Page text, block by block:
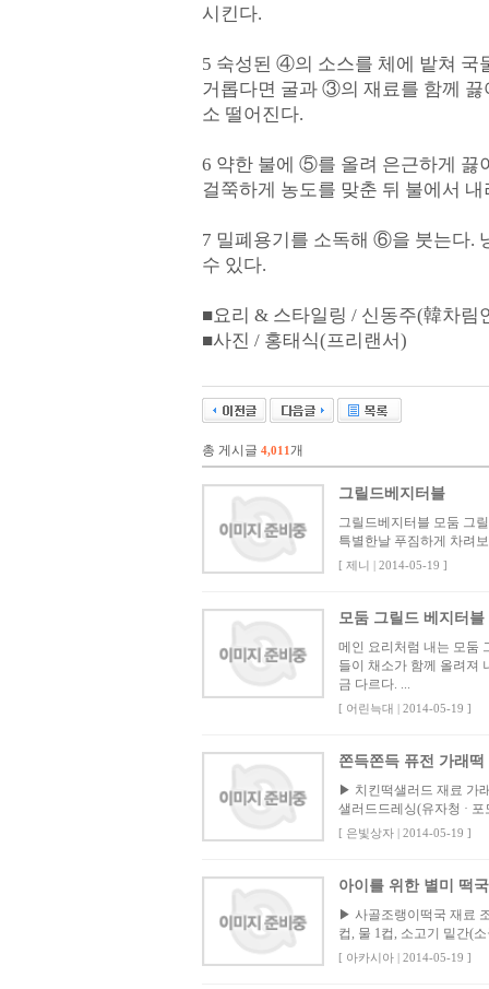
시킨다.
5 숙성된 ④의 소스를 체에 밭쳐 국
거롭다면 굴과 ③의 재료를 함께
소 떨어진다.
6 약한 불에 ⑤를 올려 은근하게 끓
걸쭉하게 농도를 맞춘 뒤 불에서 내
7 밀폐용기를 소독해 ⑥을 붓는다.
수 있다.
■요리 & 스타일링 / 신동주(韓차림
■사진 / 홍태식(프리랜서)
총 게시글 4,011개
그릴드베지터블
그릴드베지터블 모둠 그
특별한날 푸짐하게 차려
[ 제니 | 2014-05-19 ]
모둠 그릴드 베지터블
메인 요리처럼 내는 모둠
들이 채소가 함께 올려져
금 다르다. ...
[ 어린늑대 | 2014-05-19 ]
쫀득쫀득 퓨전 가래떡
▶ 치킨떡샐러드 재료 가
샐러드드레싱(유자청 ·
[ 은빛상자 | 2014-05-19 ]
아이를 위한 별미 떡국
▶ 사골조랭이떡국 재료
컵, 물 1컵, 소고기 밑간(
[ 아카시아 | 2014-05-19 ]